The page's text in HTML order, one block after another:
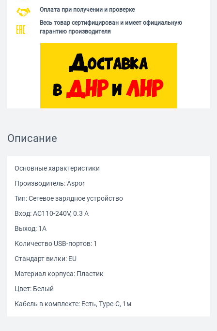
Оплата при получении и проверке
Весь товар сертифицирован и имеет официальную
гарантию производителя
Описание
Основные характеристики
Производитель: Aspor
Тип: Сетевое зарядное устройство
Вход: АС110-240V, 0.3 А
Выход: 1A
Количество USB-портов: 1
Стандарт вилки: EU
Материал корпуса: Пластик
Цвет: Белый
Кабель в комплекте: Есть, Type-C, 1м